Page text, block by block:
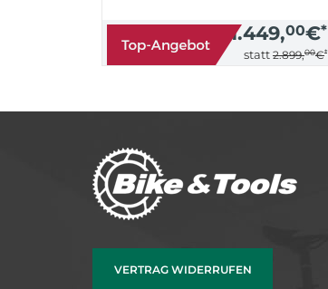
1.449,00€*
statt 2.899,00€*
VERTRAG WIDERRUFEN